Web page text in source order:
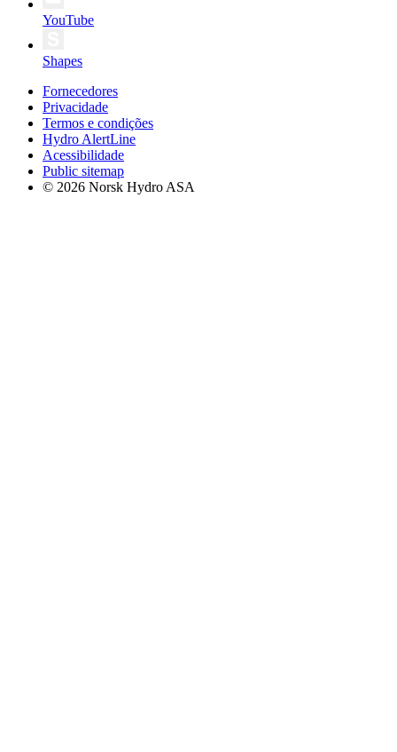
YouTube
Shapes
Fornecedores
Privacidade
Termos e condições
Hydro AlertLine
Acessibilidade
Public sitemap
© 2026 Norsk Hydro ASA